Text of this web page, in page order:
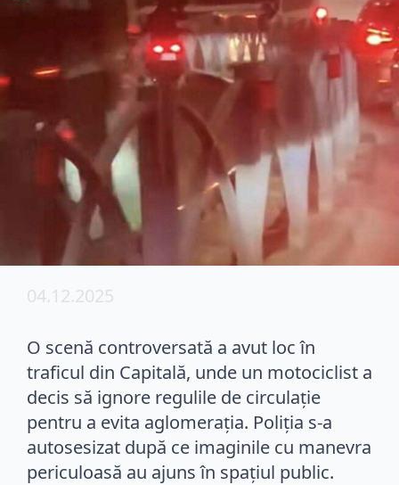
04.12.2025
O scenă controversată a avut loc în
traficul din Capitală, unde un motociclist a
decis să ignore regulile de circulație
pentru a evita aglomerația. Poliția s-a
autosesizat după ce imaginile cu manevra
periculoasă au ajuns în spațiul public.